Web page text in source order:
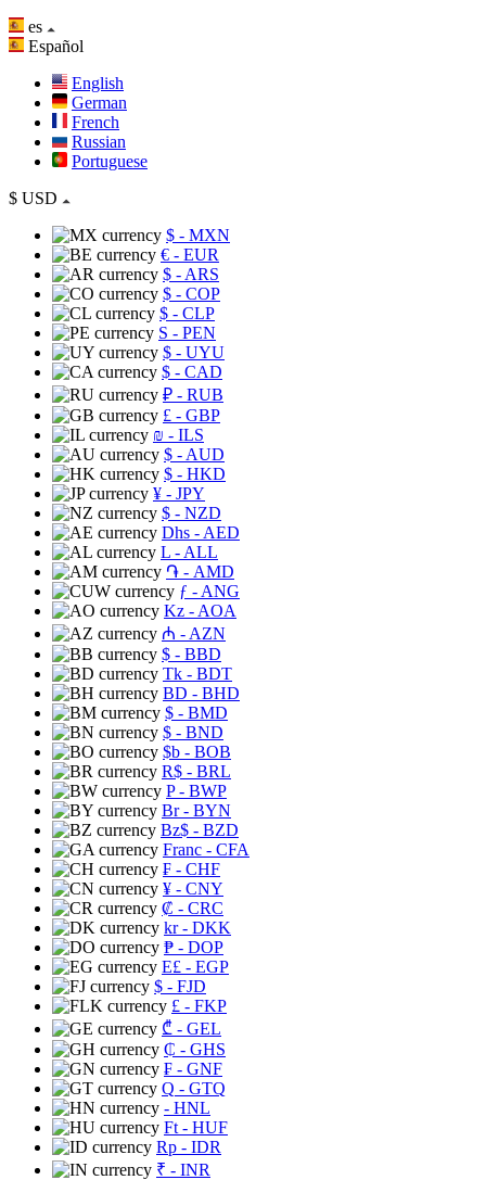
es
Español
English
German
French
Russian
Portuguese
$ USD
$ - MXN
€ - EUR
$ - ARS
$ - COP
$ - CLP
S - PEN
$ - UYU
$ - CAD
₽ - RUB
£ - GBP
₪ - ILS
$ - AUD
$ - HKD
¥ - JPY
$ - NZD
Dhs - AED
L - ALL
֏ - AMD
ƒ - ANG
Kz - AOA
₼ - AZN
$ - BBD
Tk - BDT
BD - BHD
$ - BMD
$ - BND
$b - BOB
R$ - BRL
P- BWP
Br- BYN
Bz$ - BZD
Franc - CFA
₣ - CHF
¥ - CNY
₡ - CRC
kr- DKK
₱ - DOP
E£ - EGP
$ - FJD
£ - FKP
₾ - GEL
₵ - GHS
₣ - GNF
Q - GTQ
- HNL
Ft - HUF
Rp - IDR
₹ - INR